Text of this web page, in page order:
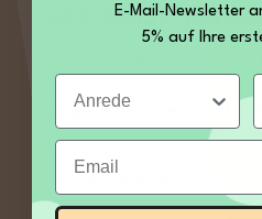
+49 35027
Oppure tramite il nostro
E-Mail-Newsletter
5% auf Ihre
Anrede
Email